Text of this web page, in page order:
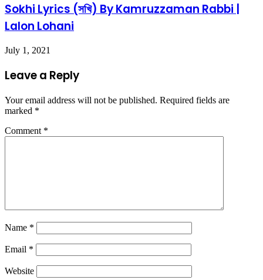
Sokhi Lyrics (সখি) By Kamruzzaman Rabbi |
Lalon Lohani
July 1, 2021
Leave a Reply
Your email address will not be published. Required fields are
marked *
Comment *
Name *
Email *
Website